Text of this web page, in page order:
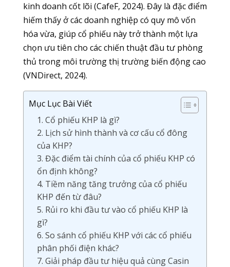
kinh doanh cốt lõi (CafeF, 2024). Đây là đặc điểm
hiếm thấy ở các doanh nghiệp có quy mô vốn
hóa vừa, giúp cổ phiếu này trở thành một lựa
chọn ưu tiên cho các chiến thuật đầu tư phòng
thủ trong môi trường thị trường biến động cao
(VNDirect, 2024).
Mục Lục Bài Viết
1. Cổ phiếu KHP là gì?
2. Lịch sử hình thành và cơ cấu cổ đông
của KHP?
3. Đặc điểm tài chính của cổ phiếu KHP có
ổn định không?
4. Tiềm năng tăng trưởng của cổ phiếu
KHP đến từ đâu?
5. Rủi ro khi đầu tư vào cổ phiếu KHP là
gì?
6. So sánh cổ phiếu KHP với các cổ phiếu
phân phối điện khác?
7. Giải pháp đầu tư hiệu quả cùng Casin